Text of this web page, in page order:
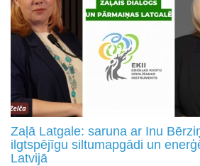
Zaļā Latgale: saruna ar Inu
ilgtspējīgu siltumapgādi un
Latvijā